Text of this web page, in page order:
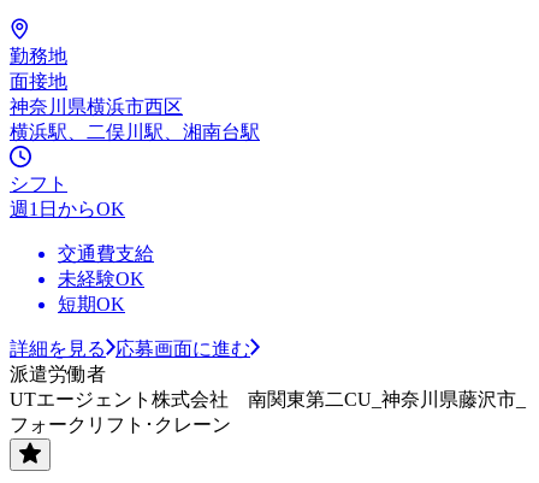
勤務地
面接地
神奈川県横浜市西区
横浜駅、二俣川駅、湘南台駅
シフト
週1日からOK
交通費支給
未経験OK
短期OK
詳細を見る
応募画面に進む
派遣労働者
UTエージェント株式会社 南関東第二CU_神奈川県藤沢市_
フォークリフト･クレーン